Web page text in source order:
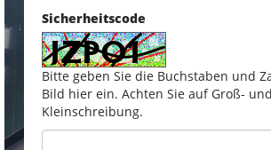
Sicherheitscode
Bitte geben Sie die Buchstaben und
Bild hier ein. Achten Sie auf Groß- und
Kleinschreibung.